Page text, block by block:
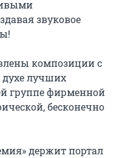
звуковое
композиции с
духе лучших
группе фирменной
бесконечно
держит портал